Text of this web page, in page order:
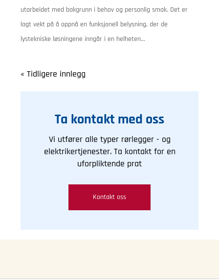
utarbeidet med bakgrunn i behov og personlig smak. Det er
lagt vekt på å oppnå en funksjonell belysning, der de
lystekniske løsningene inngår i en helheten...
« Tidligere innlegg
Ta kontakt med oss
Vi utfører alle typer rørlegger - og
elektrikertjenester. Ta kontakt for en
uforpliktende prat
Kontakt oss